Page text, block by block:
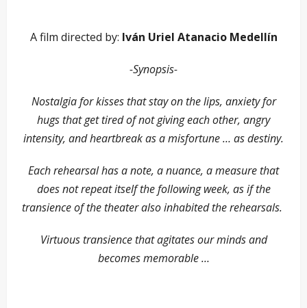
A film directed by: Iván Uriel Atanacio Medellín
-Synopsis-
Nostalgia for kisses that stay on the lips, anxiety for
hugs that get tired of not giving each other, angry
intensity, and heartbreak as a misfortune … as destiny.
Each rehearsal has a note, a nuance, a measure that
does not repeat itself the following week, as if the
transience of the theater also inhabited the rehearsals.
Virtuous transience that agitates our minds and
becomes memorable …